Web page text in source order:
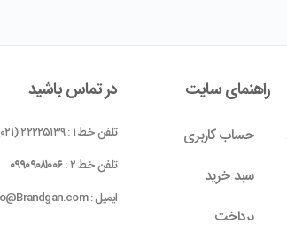
راهنمای سایت
حساب کاربری
سبد خرید
پرداخت
در تماس باشید
تلفن خط ۱ : ۲۲۲۲۵۱۳۹ (۰۲۱)
تلفن خط ۲ :
۰۹۹۰۹۰۸۱۰۰۶
ایمیل : info@Brandgan.com